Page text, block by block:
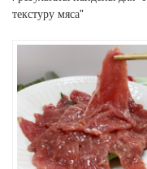
текстуру мяса"